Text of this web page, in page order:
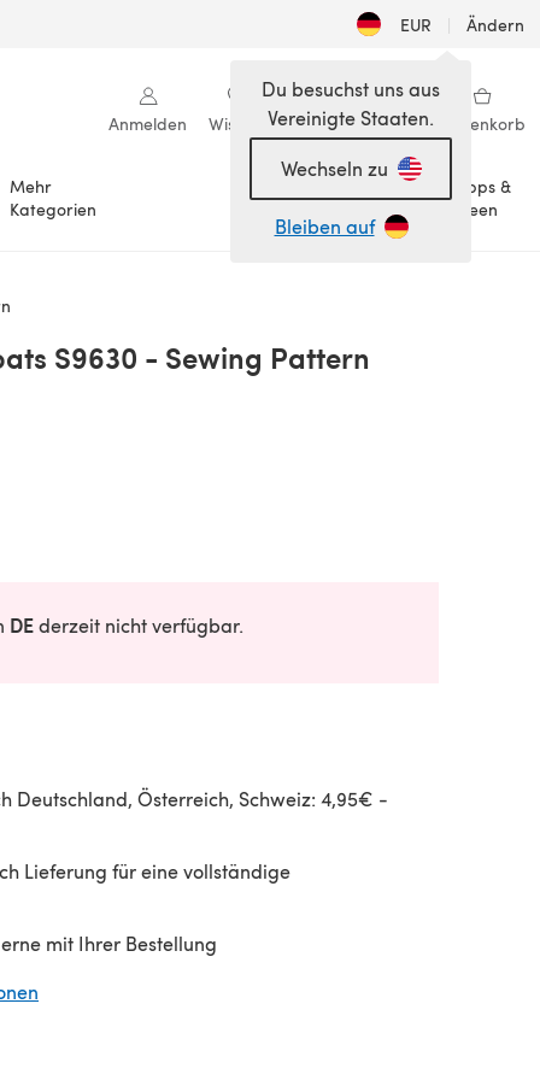
EUR | Ändern
Anmelden Wishlist Meine Bibliothek Warenkorb
Mehr
Kategorien
Anlässe
Tipps &
Ideen
Du besuchst uns aus
Vereinigte Staaten.
Wechseln zu
Bleiben auf
S9630 - Sewing Pattern
DEderzeit nicht verfügbar.
Deutschland, Österreich, Schweiz: 4,95€ -
Lieferung für eine vollständige
mit Ihrer Bestellung